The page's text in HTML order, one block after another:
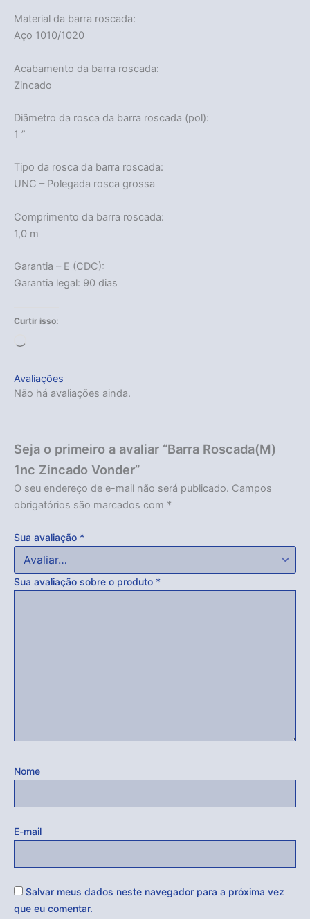
Material da barra roscada:
Aço 1010/1020
Acabamento da barra roscada:
Zincado
Diâmetro da rosca da barra roscada (pol):
1 ”
Tipo da rosca da barra roscada:
UNC – Polegada rosca grossa
Comprimento da barra roscada:
1,0 m
Garantia – E (CDC):
Garantia legal: 90 dias
Curtir isso:
Avaliações
Não há avaliações ainda.
Seja o primeiro a avaliar “Barra Roscada(M)
1nc Zincado Vonder”
O seu endereço de e-mail não será publicado. Campos
obrigatórios são marcados com *
Sua avaliação *
Sua avaliação sobre o produto *
Nome
E-mail
Salvar meus dados neste navegador para a próxima vez
que eu comentar.